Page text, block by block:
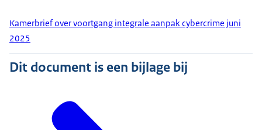
Kamerbrief over voortgang integrale aanpak cybercrime juni
2025
Dit document is een bijlage bij